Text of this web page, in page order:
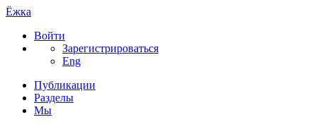
Ёжка
Войти
Зарегистрироваться
Eng
Публикации
Разделы
Мы